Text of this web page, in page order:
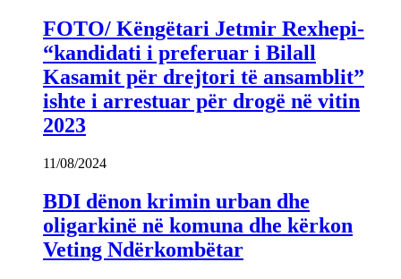
FOTO/ Këngëtari Jetmir Rexhepi-
“kandidati i preferuar i Bilall
Kasamit për drejtori të ansamblit”
ishte i arrestuar për drogë në vitin
2023
11/08/2024
BDI dënon krimin urban dhe
oligarkinë në komuna dhe kërkon
Veting Ndërkombëtar